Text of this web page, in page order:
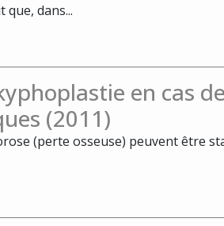
dans...
en cas
(2011)
(perte osseuse) peuvent être